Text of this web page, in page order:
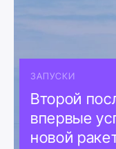
ЗАПУСКИ
Второй
впервые
новой